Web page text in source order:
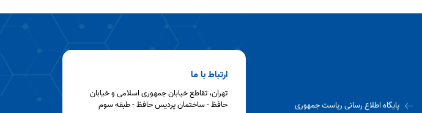
پایگاه اطلاع رسانی ریاست جمهوری
ارتباط با ما
تهران، تقاطع خیابان جمهوری اسلامی و خیابان
حافظ - ساختمان پردیس حافظ - طبقه سوم